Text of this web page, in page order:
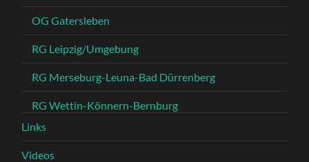
OG Gatersleben
RG Leipzig/Umgebung
RG Merseburg-Leuna-Bad Dürrenberg
RG Wettin-Könnern-Bernburg
Links
Videos